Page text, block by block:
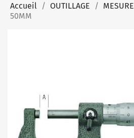
Accueil OUTILLAGE MESURE
50MM